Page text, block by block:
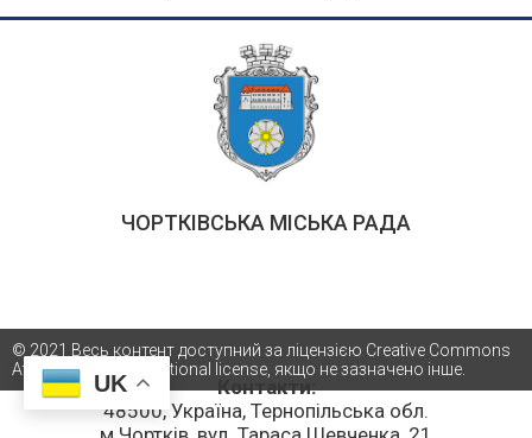
ЧОРТКІВСЬКА МІСЬКА РАДА
Контакти:
48500, Україна, Тернопільська обл.
© 2021 Весь контент доступний за ліцензією Creative Commons
Attribution 4.0 International license, якщо не зазначено інше.
UK